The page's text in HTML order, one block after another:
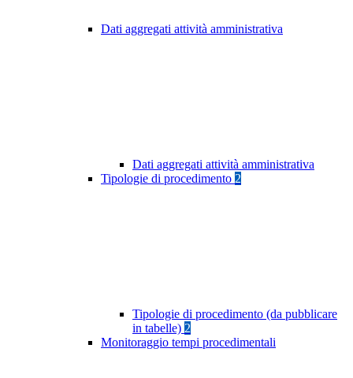
Dati aggregati attività amministrativa
Dati aggregati attività amministrativa
Tipologie di procedimento 2
Tipologie di procedimento (da pubblicare
in tabelle) 2
Monitoraggio tempi procedimentali